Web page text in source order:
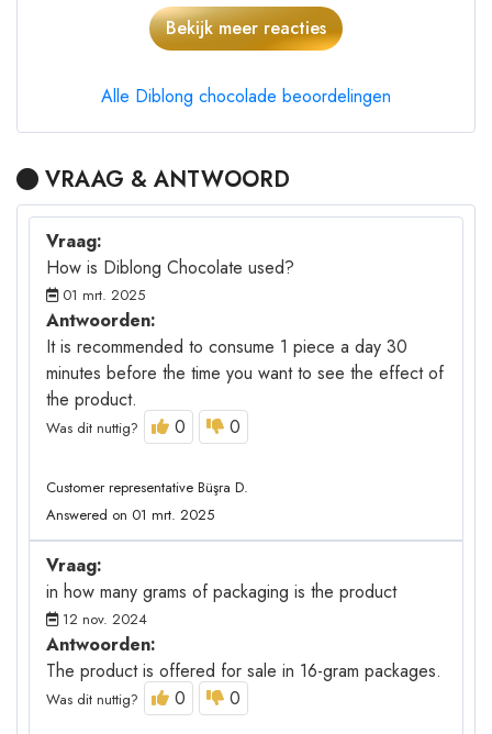
Bekijk meer reacties
Alle Diblong chocolade beoordelingen
VRAAG & ANTWOORD
Vraag:
How is Diblong Chocolate used?
01 mrt. 2025
Antwoorden:
It is recommended to consume 1 piece a day 30
minutes before the time you want to see the effect of
the product.
Was dit nuttig? 0 0
Customer representative Büşra D.
Answered on 01 mrt. 2025
Vraag:
in how many grams of packaging is the product
12 nov. 2024
Antwoorden:
The product is offered for sale in 16-gram packages.
Was dit nuttig? 0 0